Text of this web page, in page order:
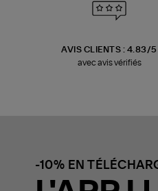
AVIS CLIENTS : 4.83/5
avec avis vérifiés
-10% EN